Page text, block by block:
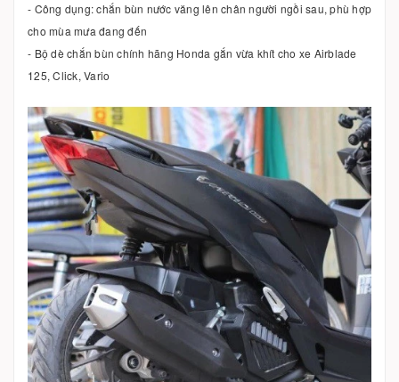
- Công dụng: chắn bùn nước văng lên chân người ngồi sau, phù hợp
cho mùa mưa đang đến
- Bộ dè chắn bùn chính hãng Honda gắn vừa khít cho xe Airblade
125, Click, Vario